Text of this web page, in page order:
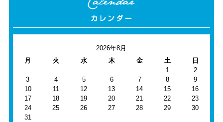
2026年8月
月
火 水 木 金 土
日
1
2
3
4 5 6 7 8
9
10
11 12 13 14 15
16
17
18 19 20 21 22
23
24
25 26 27 28 29
30
31